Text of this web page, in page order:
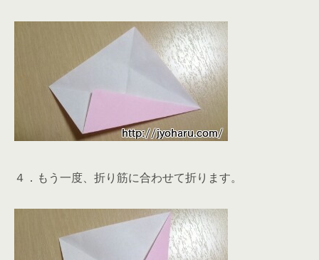
４．もう一度、折り筋に合わせて折ります。